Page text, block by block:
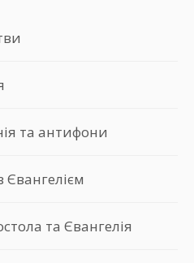
та антифони
та Євангелія